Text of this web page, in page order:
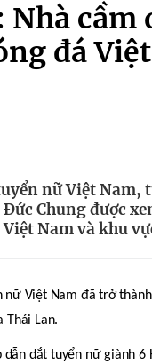
cầm
đá
nữ Việt Nam,
Chung được
Nam và khu
Việt Nam đã trở
Thái Lan.
dắt tuyển nữ giành 6